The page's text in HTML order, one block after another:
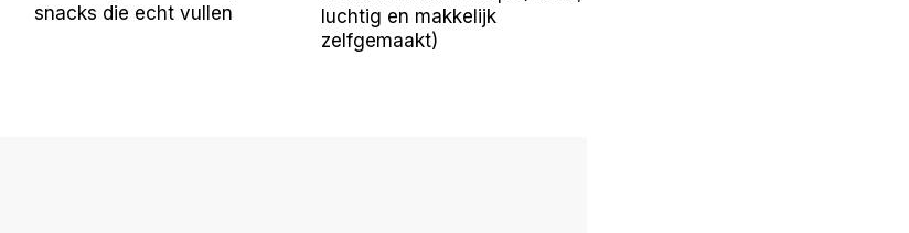
snacks die echt vullen
luchtig en makkelijk
zelfgemaakt)